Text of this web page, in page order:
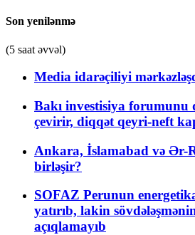
Son yenilənmə
(5 saat əvvəl)
Media idarəçiliyi
Bakı investisiya
çevirir, diqqət qeyri-neft
Ankara, İslamabad və Ər-
birləşir?
SOFAZ Perunun
yatırıb, lakin
açıqlamayıb